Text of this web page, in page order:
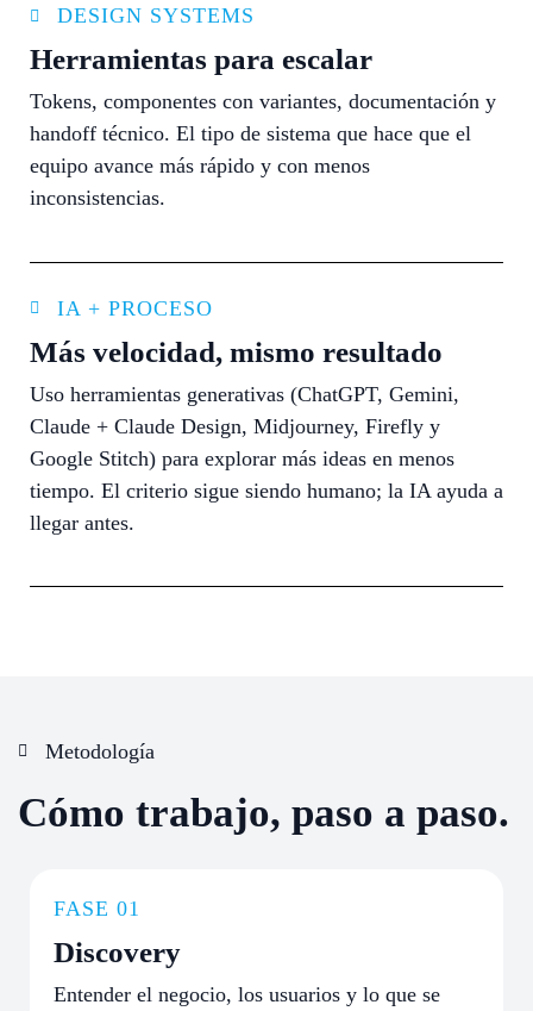
DESIGN SYSTEMS
Herramientas para escalar
Tokens, componentes con variantes, documentación y
handoff técnico. El tipo de sistema que hace que el
equipo avance más rápido y con menos
inconsistencias.
IA + PROCESO
Más velocidad, mismo resultado
Uso herramientas generativas (ChatGPT, Gemini,
Claude + Claude Design, Midjourney, Firefly y
Google Stitch) para explorar más ideas en menos
tiempo. El criterio sigue siendo humano; la IA ayuda a
llegar antes.
Metodología
Cómo trabajo, paso a paso.
FASE 01
Discovery
Entender el negocio, los usuarios y lo que se